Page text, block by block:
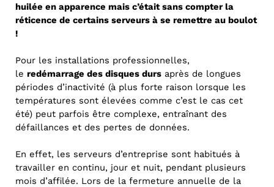
huilée en apparence mais c’était sans compter la
réticence de certains serveurs à se remettre au boulot
!
Pour les installations professionnelles,
le redémarrage des disques durs après de longues
périodes d’inactivité (à plus forte raison lorsque les
températures sont élevées comme c’est le cas cet
été) peut parfois être complexe, entraînant des
défaillances et des pertes de données.
En effet, les serveurs d’entreprise sont habitués à
travailler en continu, jour et nuit, pendant plusieurs
mois d’affilée. Lors de la fermeture annuelle de la